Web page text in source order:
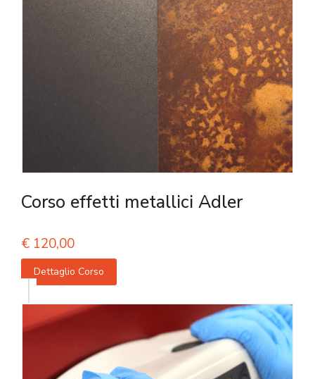
Corso effetti metallici Adler
€ 120,00
Dettaglio Corso